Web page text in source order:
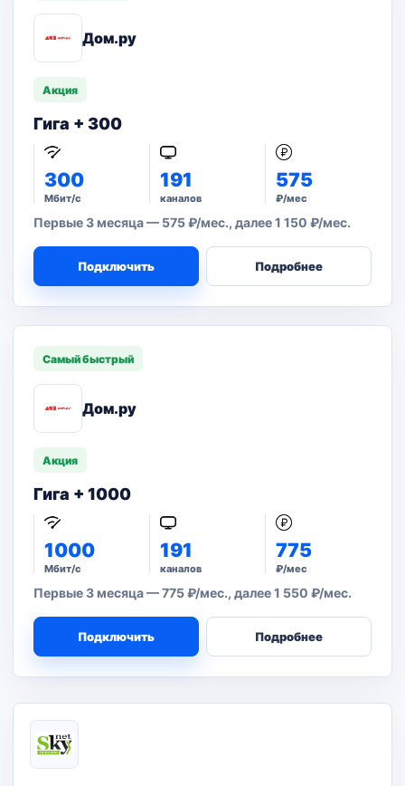
Дом.ру
Акция
Гига + 300
300
Мбит/с
191
каналов
575
₽/мес
Первые 3 месяца — 575 ₽/мес., далее 1 150 ₽/мес.
Подключить Подробнее
Самый быстрый
Дом.ру
Акция
Гига + 1000
1000
Мбит/с
191
каналов
775
₽/мес
Первые 3 месяца — 775 ₽/мес., далее 1 550 ₽/мес.
Подключить Подробнее